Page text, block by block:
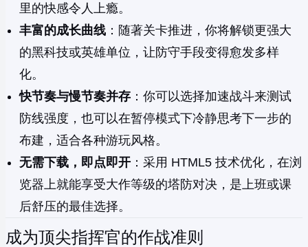
里的快感令人上瘾。
丰富的成长曲线 ：随著关卡推进，你将解锁更强大
的黑科技或英雄单位，让防守手段变得愈发多样
化。
快节奏与慢节奏并存 ：你可以选择加速战斗来测试
防线强度，也可以在暂停模式下冷静思考下一步的
布建，适合各种游玩风格。
无需下载，即点即开 ：采用 HTML5 技术优化，在浏
览器上就能享受大作等级的塔防对决，是上班或课
后舒压的最佳选择。
成为顶尖指挥官的作战准则